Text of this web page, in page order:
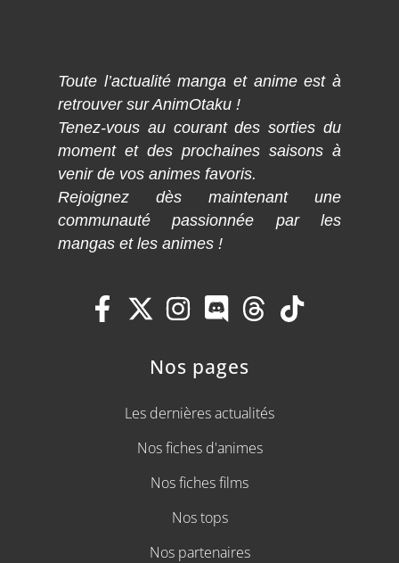
Toute l’actualité manga et anime est à
retrouver sur AnimOtaku !
Tenez-vous au courant des sorties du
moment et des prochaines saisons à
venir de vos animes favoris.
Rejoignez dès maintenant une
communauté passionnée par les
mangas et les animes !
Nos pages
Les dernières actualités
Nos fiches d'animes
Nos fiches films
Nos tops
Nos partenaires